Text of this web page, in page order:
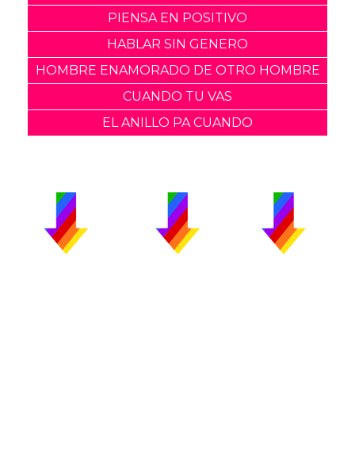
PIENSA EN POSITIVO
HABLAR SIN GENERO
HOMBRE ENAMORADO DE OTRO HOMBRE
CUANDO TU VAS
EL ANILLO PA CUANDO